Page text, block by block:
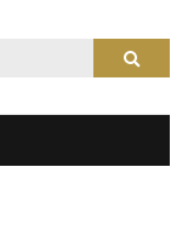
Search